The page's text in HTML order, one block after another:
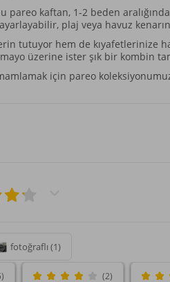
pareo kaftan, 1-2 beden
plaj veya havuz
tutuyor hem de kıyafetlerinize
üzerine ister şık bir kombin
için pareo
fotoğraflı (1)
(2)